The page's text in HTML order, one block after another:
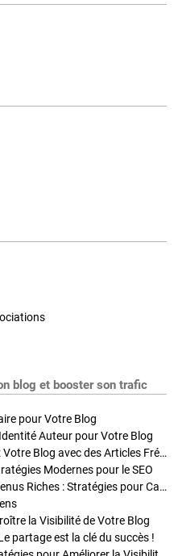
blog et booster son trafic
pour Votre Blog
Auteur pour Votre Blog
Stratégies de Publication : Boostez Votre Blog avec des Articles Fréquents et Exclusifs
Modernes pour le SEO
Enrichir Vos Articles avec des Contenus Riches : Stratégies pour Captiver et Optimiser
la Visibilité de Votre Blog
partage est la clé du succès !